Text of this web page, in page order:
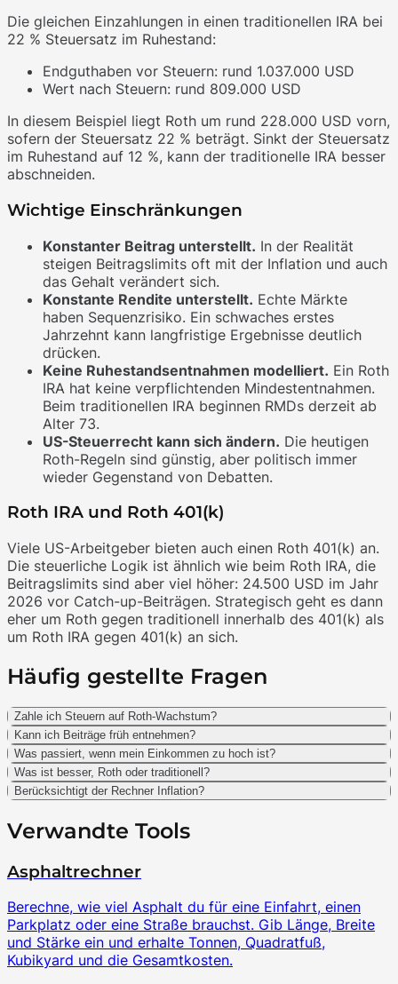
Die gleichen Einzahlungen in einen traditionellen IRA bei
22 % Steuersatz im Ruhestand:
Endguthaben vor Steuern: rund 1.037.000 USD
Wert nach Steuern: rund 809.000 USD
In diesem Beispiel liegt Roth um rund 228.000 USD vorn,
sofern der Steuersatz 22 % beträgt. Sinkt der Steuersatz
im Ruhestand auf 12 %, kann der traditionelle IRA besser
abschneiden.
Wichtige Einschränkungen
Konstanter Beitrag unterstellt. In der Realität
steigen Beitragslimits oft mit der Inflation und auch
das Gehalt verändert sich.
Konstante Rendite unterstellt. Echte Märkte
haben Sequenzrisiko. Ein schwaches erstes
Jahrzehnt kann langfristige Ergebnisse deutlich
drücken.
Keine Ruhestandsentnahmen modelliert. Ein Roth
IRA hat keine verpflichtenden Mindestentnahmen.
Beim traditionellen IRA beginnen RMDs derzeit ab
Alter 73.
US-Steuerrecht kann sich ändern. Die heutigen
Roth-Regeln sind günstig, aber politisch immer
wieder Gegenstand von Debatten.
Roth IRA und Roth 401(k)
Viele US-Arbeitgeber bieten auch einen Roth 401(k) an.
Die steuerliche Logik ist ähnlich wie beim Roth IRA, die
Beitragslimits sind aber viel höher: 24.500 USD im Jahr
2026 vor Catch-up-Beiträgen. Strategisch geht es dann
eher um Roth gegen traditionell innerhalb des 401(k) als
um Roth IRA gegen 401(k) an sich.
Häufig gestellte Fragen
Zahle ich Steuern auf Roth-Wachstum?
Kann ich Beiträge früh entnehmen?
Was passiert, wenn mein Einkommen zu hoch ist?
Was ist besser, Roth oder traditionell?
Berücksichtigt der Rechner Inflation?
Verwandte Tools
Asphaltrechner
Berechne, wie viel Asphalt du für eine Einfahrt, einen
Parkplatz oder eine Straße brauchst. Gib Länge, Breite
und Stärke ein und erhalte Tonnen, Quadratfuß,
Kubikyard und die Gesamtkosten.